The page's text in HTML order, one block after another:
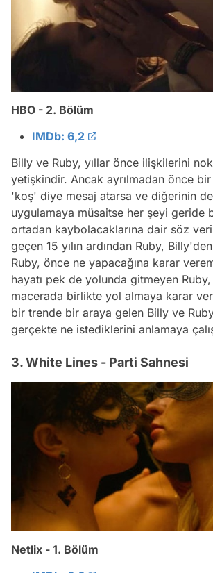
HBO - 2. Bölüm
IMDb: 6,2
Billy ve Ruby, yıllar önce ilişkilerini
yetişkindir. Ancak ayrılmadan önce
'koş' diye mesaj atarsa ve diğerinin de
uygulamaya müsaitse her şeyi geride
ortadan kaybolacaklarına dair söz
geçen 15 yılın ardından Ruby,
Ruby, önce ne yapacağına karar
hayatı pek de yolunda gitmeyen
macerada birlikte yol almaya karar
bir trende bir araya gelen Billy ve
gerçekte ne istediklerini anlamaya
3. White Lines - Parti Sahnesi
Netlix - 1. Bölüm